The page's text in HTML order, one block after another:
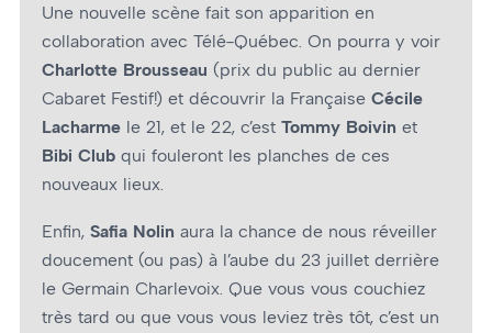
Une nouvelle scène fait son apparition en
collaboration avec Télé-Québec. On pourra y voir
Charlotte Brousseau (prix du public au dernier
Cabaret Festif!) et découvrir la Française Cécile
Lacharme le 21, et le 22, c’est Tommy Boivin et
Bibi Club qui fouleront les planches de ces
nouveaux lieux.
Enfin, Safia Nolin aura la chance de nous réveiller
doucement (ou pas) à l’aube du 23 juillet derrière
le Germain Charlevoix. Que vous vous couchiez
très tard ou que vous vous leviez très tôt, c’est un